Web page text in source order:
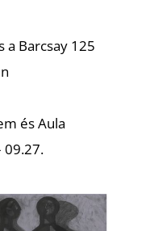
a Barcsay 125
és Aula
09.27.